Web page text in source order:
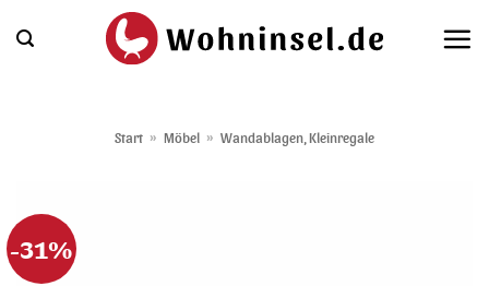
Inhalt
Start » Möbel » Wandablagen, Kleinregale
-31%